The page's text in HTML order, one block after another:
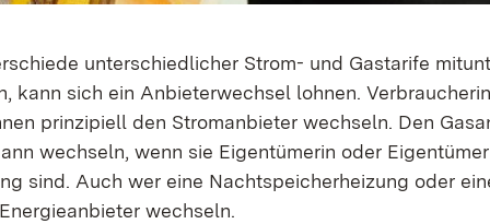
unterschiedlicher Strom- und Gastarife
kann sich ein Anbieterwechsel lohnen.
prinzipiell den Stromanbieter wechseln. Den
wechseln, wenn sie Eigentümerin oder
sind. Auch wer eine Nachtspeicherheizung oder
wechseln.